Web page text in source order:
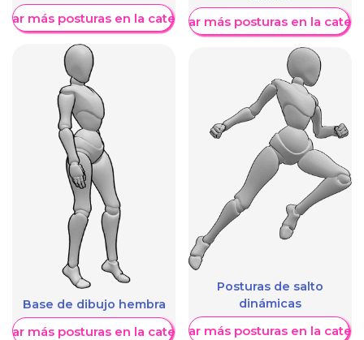
más posturas en la categoría
Base de dibujo hembra
más posturas en la categoría
Mostrar más posturas en la
Posturas de salto
dinámicas
Mostrar más posturas en la